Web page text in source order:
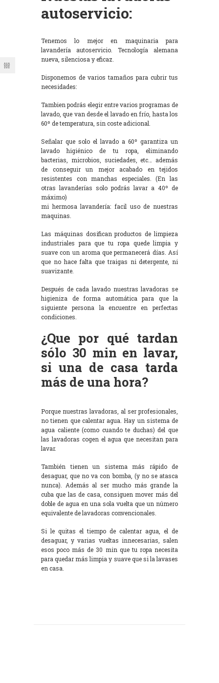
autoservicio:
Tenemos lo mejor en maquinaria para
lavandería autoservicio. Tecnología alemana
nueva, silenciosa y eficaz.
Disponemos de varios tamaños para cubrir tus
necesidades:
Tambien podrás elegir entre varios programas de
lavado, que van desde el lavado en frío, hasta los
60º de temperatura, sin coste adicional.
Señalar que solo el lavado a 60º garantiza un
lavado higiénico de tu ropa, eliminando
bacterias, microbios, suciedades, etc… además
de conseguir un mejor acabado en tejidos
resistentes con manchas especiales. (En las
otras lavanderías solo podrás lavar a 40º de
máximo)
mi hermosa lavandería: facil uso de nuestras
maquinas.
Las máquinas dosifican productos de limpieza
industriales para que tu ropa quede limpia y
suave con un aroma que permanecerá días. Así
que no hace falta que traigas ni detergente, ni
suavizante.
Después de cada lavado nuestras lavadoras se
higieniza de forma automática para que la
siguiente persona la encuentre en perfectas
condiciones.
¿Que por qué tardan
sólo 30 min en lavar,
si una de casa tarda
más de una hora?
Porque nuestras lavadoras, al ser profesionales,
no tienen que calentar agua. Hay un sistema de
agua caliente (como cuando te duchas) del que
las lavadoras cogen el agua que necesitan para
lavar.
También tienen un sistema más rápido de
desaguar, que no va con bomba, (y no se atasca
nunca). Además al ser mucho más grande la
cuba que las de casa, consiguen mover más del
doble de agua en una sola vuelta que un número
equivalente de lavadoras convencionales.
Si le quitas el tiempo de calentar agua, el de
desaguar, y varias vueltas innecesarias, salen
esos poco más de 30 min que tu ropa necesita
para quedar más limpia y suave que si la lavases
en casa.